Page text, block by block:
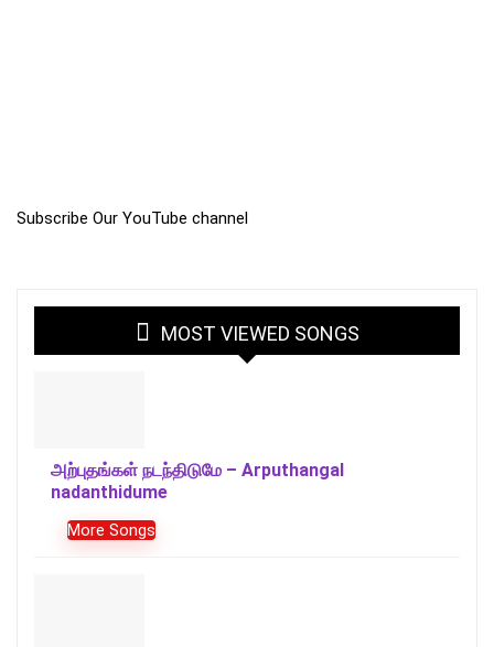
Subscribe Our YouTube channel
MOST VIEWED SONGS
அற்புதங்கள் நடந்திடுமே – Arputhangal
nadanthidume
More Songs